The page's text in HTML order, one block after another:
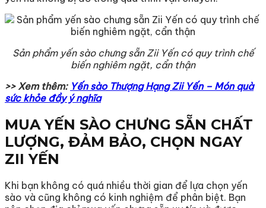
Sản phẩm yến sào chưng sẵn Zii Yến có quy trình chế
biến nghiêm ngặt, cẩn thận
>> Xem thêm: Yến sào Thượng Hạng Zii Yến – Món quà
sức khỏe đầy ý nghĩa
MUA YẾN SÀO CHƯNG SẴN CHẤT
LƯỢNG, ĐẢM BẢO, CHỌN NGAY
ZII YẾN
Khi bạn không có quá nhiều thời gian để lựa chọn yến
sào và cũng không có kinh nghiệm để phân biệt. Bạn